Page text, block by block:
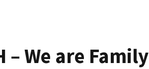
– We are Family